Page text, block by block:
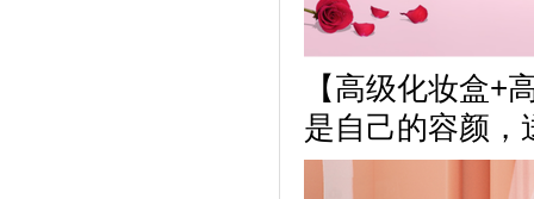
【高级化妆盒+
是自己的容颜，